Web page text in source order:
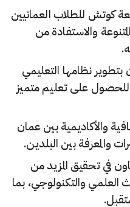
كوتش للطلاب العمانيين
والاستفادة من
نظامها التعليمي
على تعليم متميز
والأكاديمية بين عمان
والمعرفة بين البلدين.
في تحقيق المزيد من
العلمي والتكنولوجي، بما